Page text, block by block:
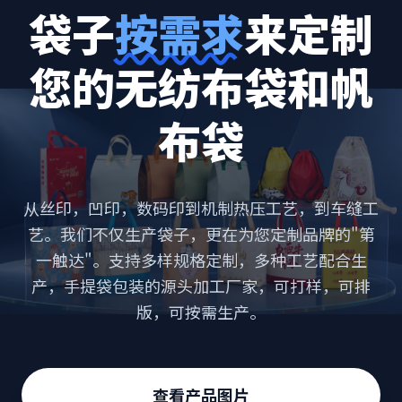
袋子按需求来定制
您的无纺布袋和帆
布袋
从丝印，凹印，数码印到机制热压工艺，到车缝工
艺。我们不仅生产袋子，更在为您定制品牌的"第
一触达"。支持多样规格定制，多种工艺配合生
产，手提袋包装的源头加工厂家，可打样，可排
版，可按需生产。
查看产品图片